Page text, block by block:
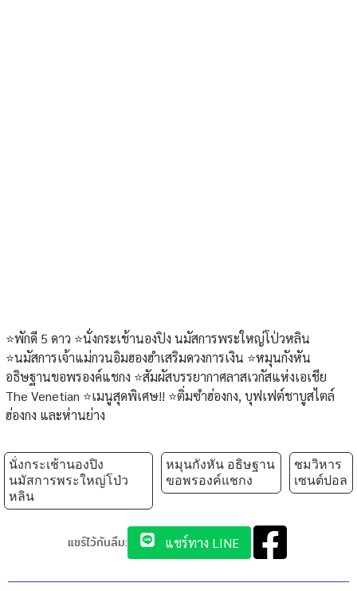
⭐️พักดี 5 ดาว ⭐️นั่งกระเช้านองปิง นมัสการพระใหญ่โป่วหลิน
⭐️นมัสการเจ้าแม่กวนอิมฮองฮำเสริมดวงการเงิน ⭐️หมุนกังหัน
อธิษฐานขอพรองค์แชกง ⭐️สัมผัสบรรยากาศลาสเวกัสแห่งเอเชีย
The Venetian ⭐️เมนูสุดพิเศษ!! ⭐️ติ่มซำฮ่องกง, บุฟเฟต์ชาบูสไตล์
ฮ่องกง และห่านย่าง
นั่งกระเช้านองปิง
นมัสการพระใหญ่โป่ว
หลิน
หมุนกังหัน อธิษฐาน
ขอพรองค์แชกง
ชมวิหาร
เซนต์ปอล
แชร์ไว้กันลืม: แชร์ทาง LINE